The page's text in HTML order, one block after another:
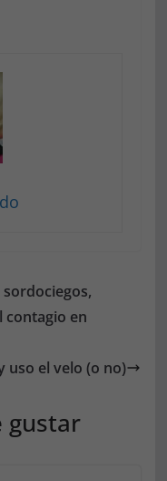
contagio en
uso el velo (o no)
gustar